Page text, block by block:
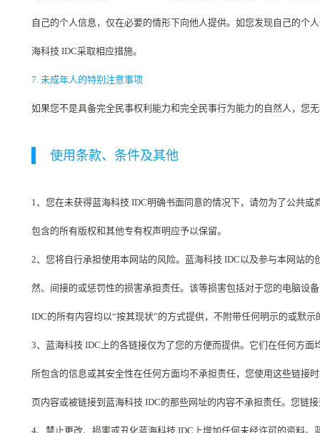
自己的个人信息，仅在必要的情形下向他人提供。如您发现自己的个
海科技 IDC采取相应措施。
7. 未成年人的特别注意事项
如果您不是具备完全民事权利能力和完全民事行为能力的自然人，您
使用条款、条件及其他
1、您在未获得蓝海科技 IDC明确书面同意的情况下，请勿为了公共
包含的所有版权和其他专有权声明应予以保留。
2、您将自行承担使用本网站的风险。蓝海科技 IDC以及参与本网站
然、间接的或惩罚性的损害承担责任。该等损害包括对于您的电脑设
IDC的所有内容均以“按其现状”的方式提供，不附带任何明示的或默
3、蓝海科技 IDC上的各链接仅为了您的方便而提供。它们在任何方
所包含的信息或其安全性在任何方面均不承担责任，您使用这些链接
页内容或被链接到蓝海科技 IDC的那些网址的内容不承担责任。您链
4、禁止更改、损害或丑化蓝海科技 IDC上增加任何未经许可的资料